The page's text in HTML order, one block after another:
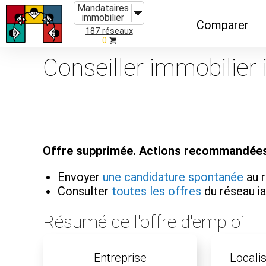
Mandataires
immobilier
187 réseaux
0
Comparer
Caractéristiques
Organismes de
Conseiller immobilier
Offre supprimée. Actions
Envoyer une candidature spontanée au
Consulter toutes les offres du réseau
Résumé de l'offre d'emploi
Entreprise